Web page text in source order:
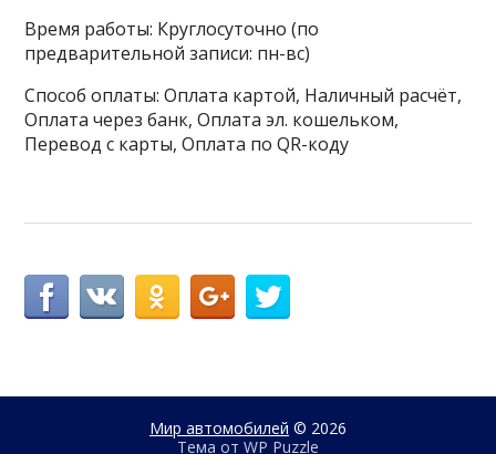
Время работы: Круглосуточно (по
предварительной записи: пн-вс)
Способ оплаты: Оплата картой, Наличный расчёт,
Оплата через банк, Оплата эл. кошельком,
Перевод с карты, Оплата по QR-коду
Мир автомобилей © 2026
Тема от WP Puzzle